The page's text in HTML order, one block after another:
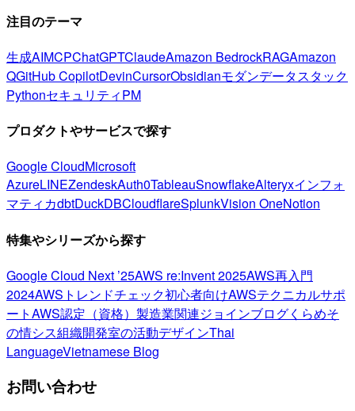
注目のテーマ
生成AIMCPChatGPTClaudeAmazon BedrockRAGAmazon
QGitHub CopilotDevinCursorObsidianモダンデータスタック
PythonセキュリティPM
プロダクトやサービスで探す
Google CloudMicrosoft
AzureLINEZendeskAuth0TableauSnowflakeAlteryxインフォ
マティカdbtDuckDBCloudflareSplunkVision OneNotion
特集やシリーズから探す
Google Cloud Next ’25AWS re:Invent 2025AWS再入門
2024AWSトレンドチェック初心者向けAWSテクニカルサポ
ートAWS認定（資格） 製造業関連ジョインブログくらめそ
の情シス組織開発室の活動デザインThai
LanguageVietnamese Blog
お問い合わせ